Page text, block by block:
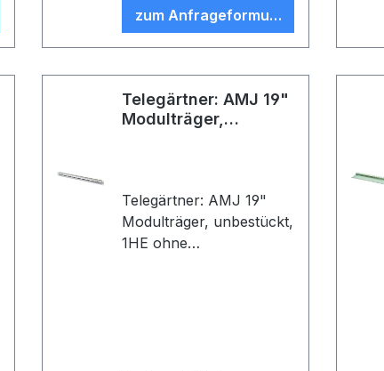
zum Anfrageformular
Telegärtner: AMJ 19"
Modulträger,
Telegärtner: AMJ 19"
Modulträger, unbestückt,
1HE ohne